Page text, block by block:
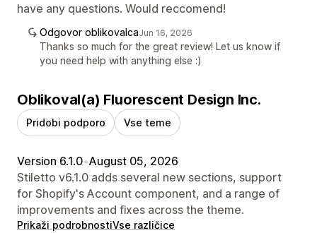
have any questions. Would reccomend!
Odgovor oblikovalcaJun 16, 2026
Thanks so much for the great review! Let us know if
you need help with anything else :)
Oblikoval(a) Fluorescent Design Inc.
Pridobi podporo Vse teme
Version 6.1.0•August 05, 2026
Stiletto v6.1.0 adds several new sections, support
for Shopify's Account component, and a range of
improvements and fixes across the theme.
Prikaži podrobnostiVse različice